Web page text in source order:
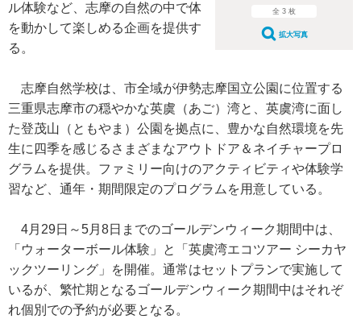
全 3 枚
拡大写真
ル体験など、志摩の自然の中で体
を動かして楽しめる企画を提供す
る。
志摩自然学校は、市全域が伊勢志摩国立公園に位置する
三重県志摩市の穏やかな英虞（あご）湾と、英虞湾に面し
た登茂山（ともやま）公園を拠点に、豊かな自然環境を先
生に四季を感じるさまざまなアウトドア＆ネイチャープロ
グラムを提供。ファミリー向けのアクティビティや体験学
習など、通年・期間限定のプログラムを用意している。
4月29日～5月8日までのゴールデンウィーク期間中は、
「ウォーターボール体験」と「英虞湾エコツアー シーカヤ
ックツーリング」を開催。通常はセットプランで実施して
いるが、繁忙期となるゴールデンウィーク期間中はそれぞ
れ個別での予約が必要となる。